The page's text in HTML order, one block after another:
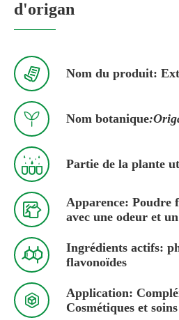
d'origan
 Nom du produit:
 Nom botanique
 Partie de la plante

Apparence: Poudre
avec une odeur et

Ingrédients actifs:
flavonoïdes

Application:
Cosmétiques et